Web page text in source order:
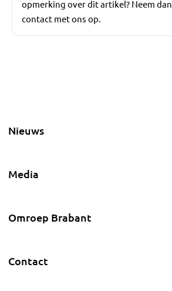
opmerking over dit artikel? Neem dan
contact met ons op.
Nieuws
Media
Omroep Brabant
Contact